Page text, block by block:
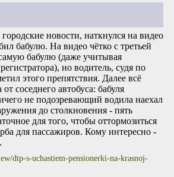
новости, наткнулся на видео
бабулю. На видео чётко с третьей
бабулю (даже учитывая
но водитель, судя по
этого препятствия. Далее всё
соседнего автобуса: бабуля
не подозревающий водила наехал
до столкновения - пять
для того, чтобы оттормозиться
для пассажиров. Кому интересно -
dtp-s-uchastiem-pensionerki-na-krasnoj-